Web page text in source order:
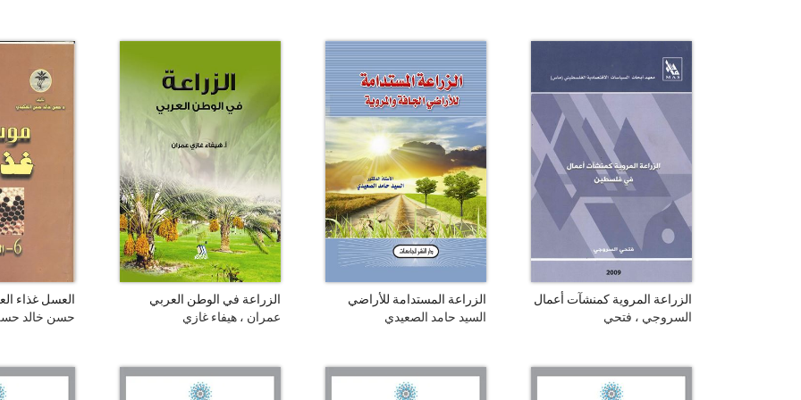
الزراعة المروية كمنشآت أعمال
في فلسطين = Irrigatedالسروجي ، فتحي
الزراعة المستدامة للأراضي
الجافة والمروية
السيد حامد الصعيدي
الزراعة في الوطن العربي
عمران ، هيفاء غازي
العسل غذاء
حسن خالد